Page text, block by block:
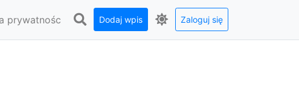
prywatnośc Dodaj wpis Zaloguj się